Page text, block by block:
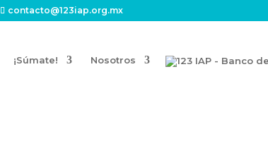
contacto@123iap.org.mx
¡Súmate! Nosotros